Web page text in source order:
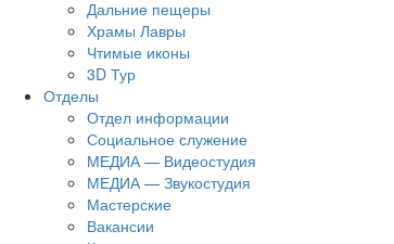
Дальние пещеры
Храмы Лавры
Чтимые иконы
3D Тур
Отделы
Отдел информации
Социальное служение
МЕДИА — Видеостудия
МЕДИА — Звукостудия
Мастерские
Вакансии